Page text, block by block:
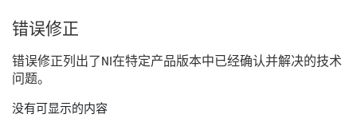
错误修正
错误修正列出了NI在特定产品版本中已经确认并解决的技术
问题。
没有可显示的内容